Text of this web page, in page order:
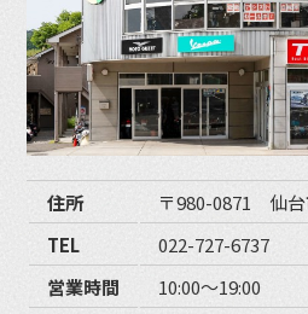
住所
〒980-0871 仙台
TEL
022-727-6737
営業時間
10:00〜19:00